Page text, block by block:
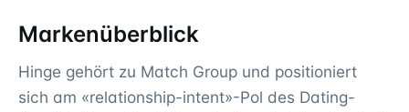
Markenüberblick
Hinge gehört zu Match Group und positioniert
sich am «relationship-intent»-Pol des Dating-